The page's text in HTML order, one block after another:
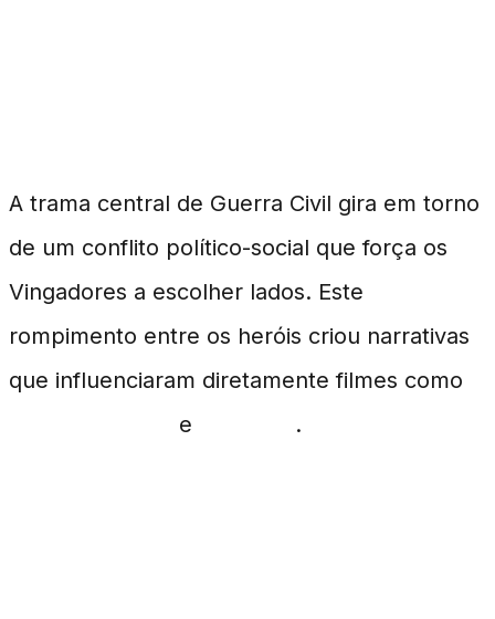
A trama central de Guerra Civil gira em torno
de um conflito político-social que força os
Vingadores a escolher lados. Este
rompimento entre os heróis criou narrativas
que influenciaram diretamente filmes como
e .